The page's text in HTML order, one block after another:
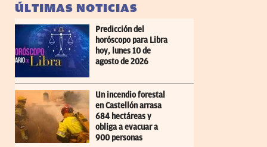
ÚLTIMAS NOTICIAS
Predicción del
horóscopo para Libra
hoy, lunes 10 de
agosto de 2026
Un incendio forestal
en Castellón arrasa
684 hectáreas y
obliga a evacuar a
900 personas